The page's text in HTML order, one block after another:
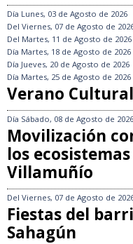
Día Lunes, 03 de Agosto de 2026
Del Viernes, 07 de Agosto de
Del Martes, 11 de Agosto de 2026
Día Martes, 18 de Agosto de 2026
Día Jueves, 20 de Agosto de 2026
Día Martes, 25 de Agosto de 2026
Verano
Día Sábado, 08 de Agosto de 2026
Movilización
los
Villamuñío
Del Viernes, 07 de Agosto de
Fiestas del
Sahagún